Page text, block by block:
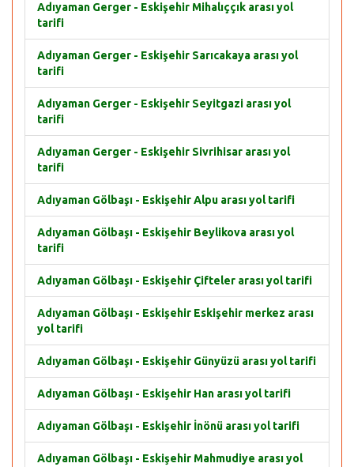
Adıyaman Gerger - Eskişehir Mihalıççık arası yol
tarifi
Adıyaman Gerger - Eskişehir Sarıcakaya arası yol
tarifi
Adıyaman Gerger - Eskişehir Seyitgazi arası yol
tarifi
Adıyaman Gerger - Eskişehir Sivrihisar arası yol
tarifi
Adıyaman Gölbaşı - Eskişehir Alpu arası yol tarifi
Adıyaman Gölbaşı - Eskişehir Beylikova arası yol
tarifi
Adıyaman Gölbaşı - Eskişehir Çifteler arası yol tarifi
Adıyaman Gölbaşı - Eskişehir Eskişehir merkez arası
yol tarifi
Adıyaman Gölbaşı - Eskişehir Günyüzü arası yol tarifi
Adıyaman Gölbaşı - Eskişehir Han arası yol tarifi
Adıyaman Gölbaşı - Eskişehir İnönü arası yol tarifi
Adıyaman Gölbaşı - Eskişehir Mahmudiye arası yol